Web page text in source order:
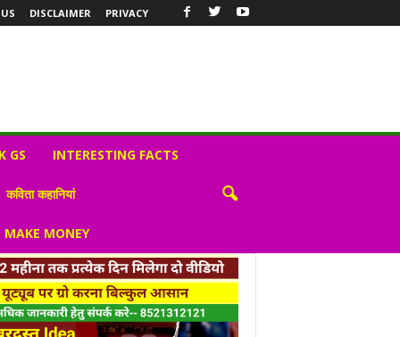
DISCLAIMER PRIVACY
GS INTERESTING FACTS
कविता कहानियां
MONEY